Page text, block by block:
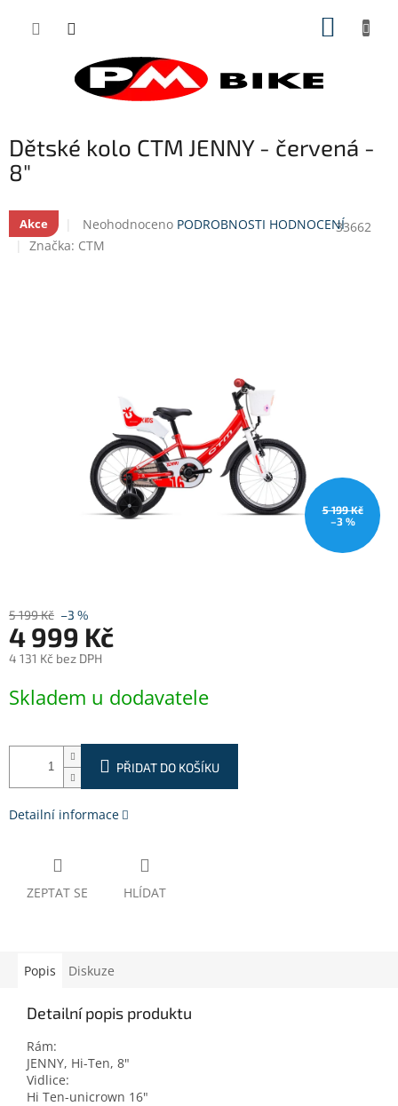
Dětské kolo CTM JENNY - červená -
8"
33662
Akce
Průměrné
hodnocení
Neohodnoceno PODROBNOSTI HODNOCENÍ
Značka: CTM
5 199 Kč
–3 %
5 199 Kč –3 %
4 999 Kč
4 131 Kč bez DPH
cena:
Skladem u dodavatele
PŘIDAT DO KOŠÍKU
Detailní informace
ZEPTAT SE HLÍDAT
Popis Diskuze
Detailní popis produktu
Rám:
JENNY, Hi-Ten, 8"
Vidlice:
Hi Ten-unicrown 16"